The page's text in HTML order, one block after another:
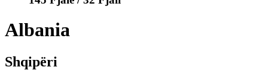
Albania
Shqipëri